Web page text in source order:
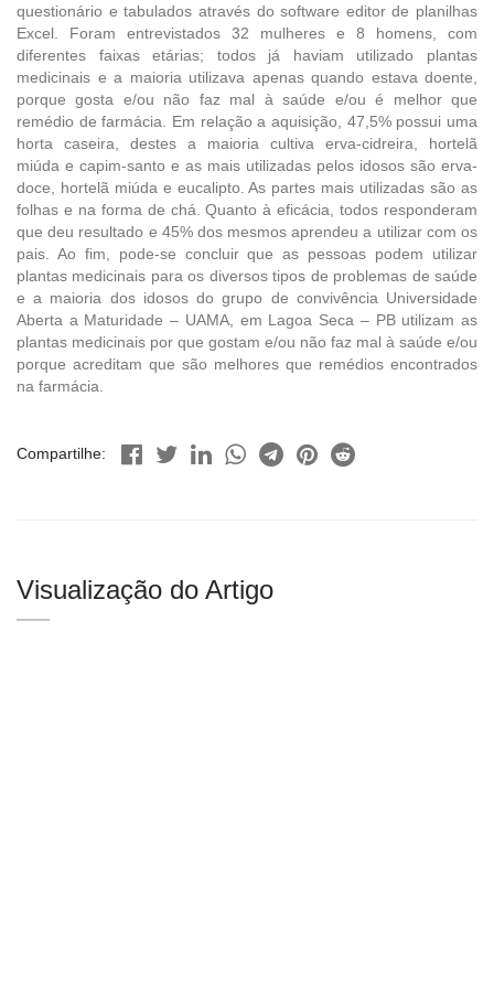
questionário e tabulados através do software editor de planilhas
Excel. Foram entrevistados 32 mulheres e 8 homens, com
diferentes faixas etárias; todos já haviam utilizado plantas
medicinais e a maioria utilizava apenas quando estava doente,
porque gosta e/ou não faz mal à saúde e/ou é melhor que
remédio de farmácia. Em relação a aquisição, 47,5% possui uma
horta caseira, destes a maioria cultiva erva-cidreira, hortelã
miúda e capim-santo e as mais utilizadas pelos idosos são erva-
doce, hortelã miúda e eucalipto. As partes mais utilizadas são as
folhas e na forma de chá. Quanto à eficácia, todos responderam
que deu resultado e 45% dos mesmos aprendeu a utilizar com os
pais. Ao fim, pode-se concluir que as pessoas podem utilizar
plantas medicinais para os diversos tipos de problemas de saúde
e a maioria dos idosos do grupo de convivência Universidade
Aberta a Maturidade – UAMA, em Lagoa Seca – PB utilizam as
plantas medicinais por que gostam e/ou não faz mal à saúde e/ou
porque acreditam que são melhores que remédios encontrados
na farmácia.
Compartilhe:
Visualização do Artigo